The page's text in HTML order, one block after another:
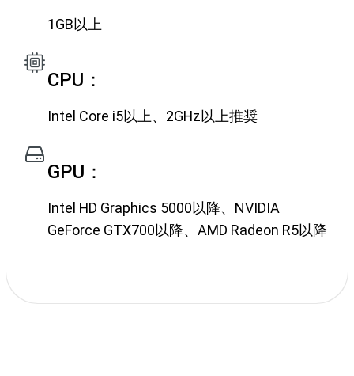
1GB以上
CPU：
Intel Core i5以上、2GHz以上推奨
GPU：
Intel HD Graphics 5000以降、NVIDIA
GeForce GTX700以降、AMD Radeon R5以降